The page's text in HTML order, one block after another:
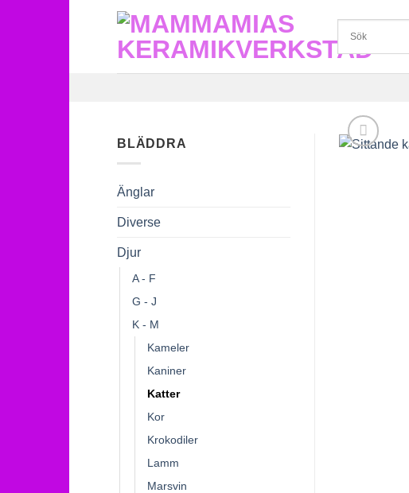
BLÄDDRA
Änglar
Diverse
Djur
A - F
G - J
K - M
Kameler
Kaniner
Katter
Kor
Krokodiler
Lamm
Marsvin